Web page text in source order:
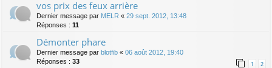
vos prix des feux arrière
Dernier message par MELR « 29 sept. 2012, 13:48
Réponses : 11
Démonter phare
Dernier message par blotfib « 06 août 2012, 19:40
Réponses : 33 1 2